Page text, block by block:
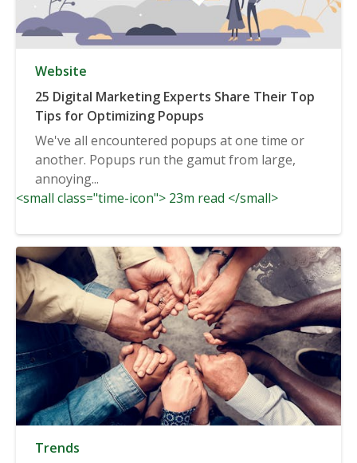
Website
25 Digital Marketing Experts Share Their Top
Tips for Optimizing Popups
We've all encountered popups at one time or
another. Popups run the gamut from large,
annoying...
<small class="time-icon"> 23m read </small>
Trends